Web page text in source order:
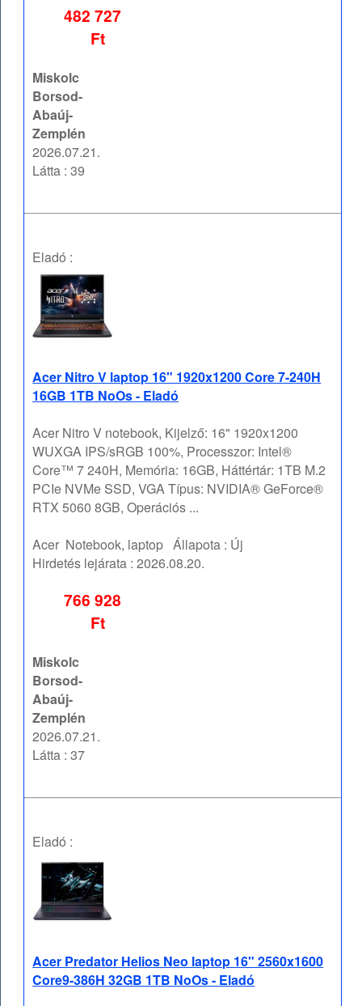
482 727
Ft
Miskolc
Borsod-
Abaúj-
Zemplén
2026.07.21.
Látta : 39
Eladó :
Acer Nitro V laptop 16" 1920x1200 Core 7-240H
16GB 1TB NoOs - Eladó
Acer Nitro V notebook, Kijelző: 16" 1920x1200
WUXGA IPS/sRGB 100%, Processzor: Intel®
Core™ 7 240H, Memória: 16GB, Háttértár: 1TB M.2
PCIe NVMe SSD, VGA Típus: NVIDIA® GeForce®
RTX 5060 8GB, Operációs ...
Acer Notebook, laptop Állapota : Új
Hirdetés lejárata :2026.08.20.
766 928
Ft
Miskolc
Borsod-
Abaúj-
Zemplén
2026.07.21.
Látta : 37
Eladó :
Acer Predator Helios Neo laptop 16" 2560x1600
Core9-386H 32GB 1TB NoOs - Eladó